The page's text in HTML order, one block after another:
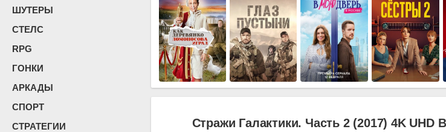
ШУТЕРЫ
СТЕЛС
RPG
ГОНКИ
АРКАДЫ
СПОРТ
СТРАТЕГИИ
Стражи Галактики. Часть 2 (2017) 4K UHD